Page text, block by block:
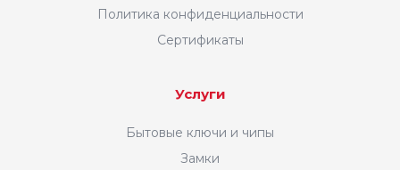
Политика конфиденциальности
Сертификаты
Услуги
Бытовые ключи и чипы
Замки